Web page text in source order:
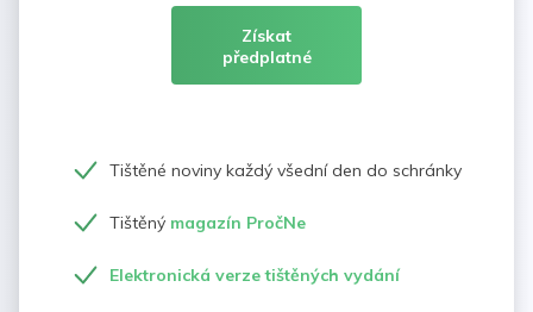
Získat
předplatné
Tištěné noviny každý všední den do schránky
Tištěný magazín PročNe
Elektronická verze tištěných vydání